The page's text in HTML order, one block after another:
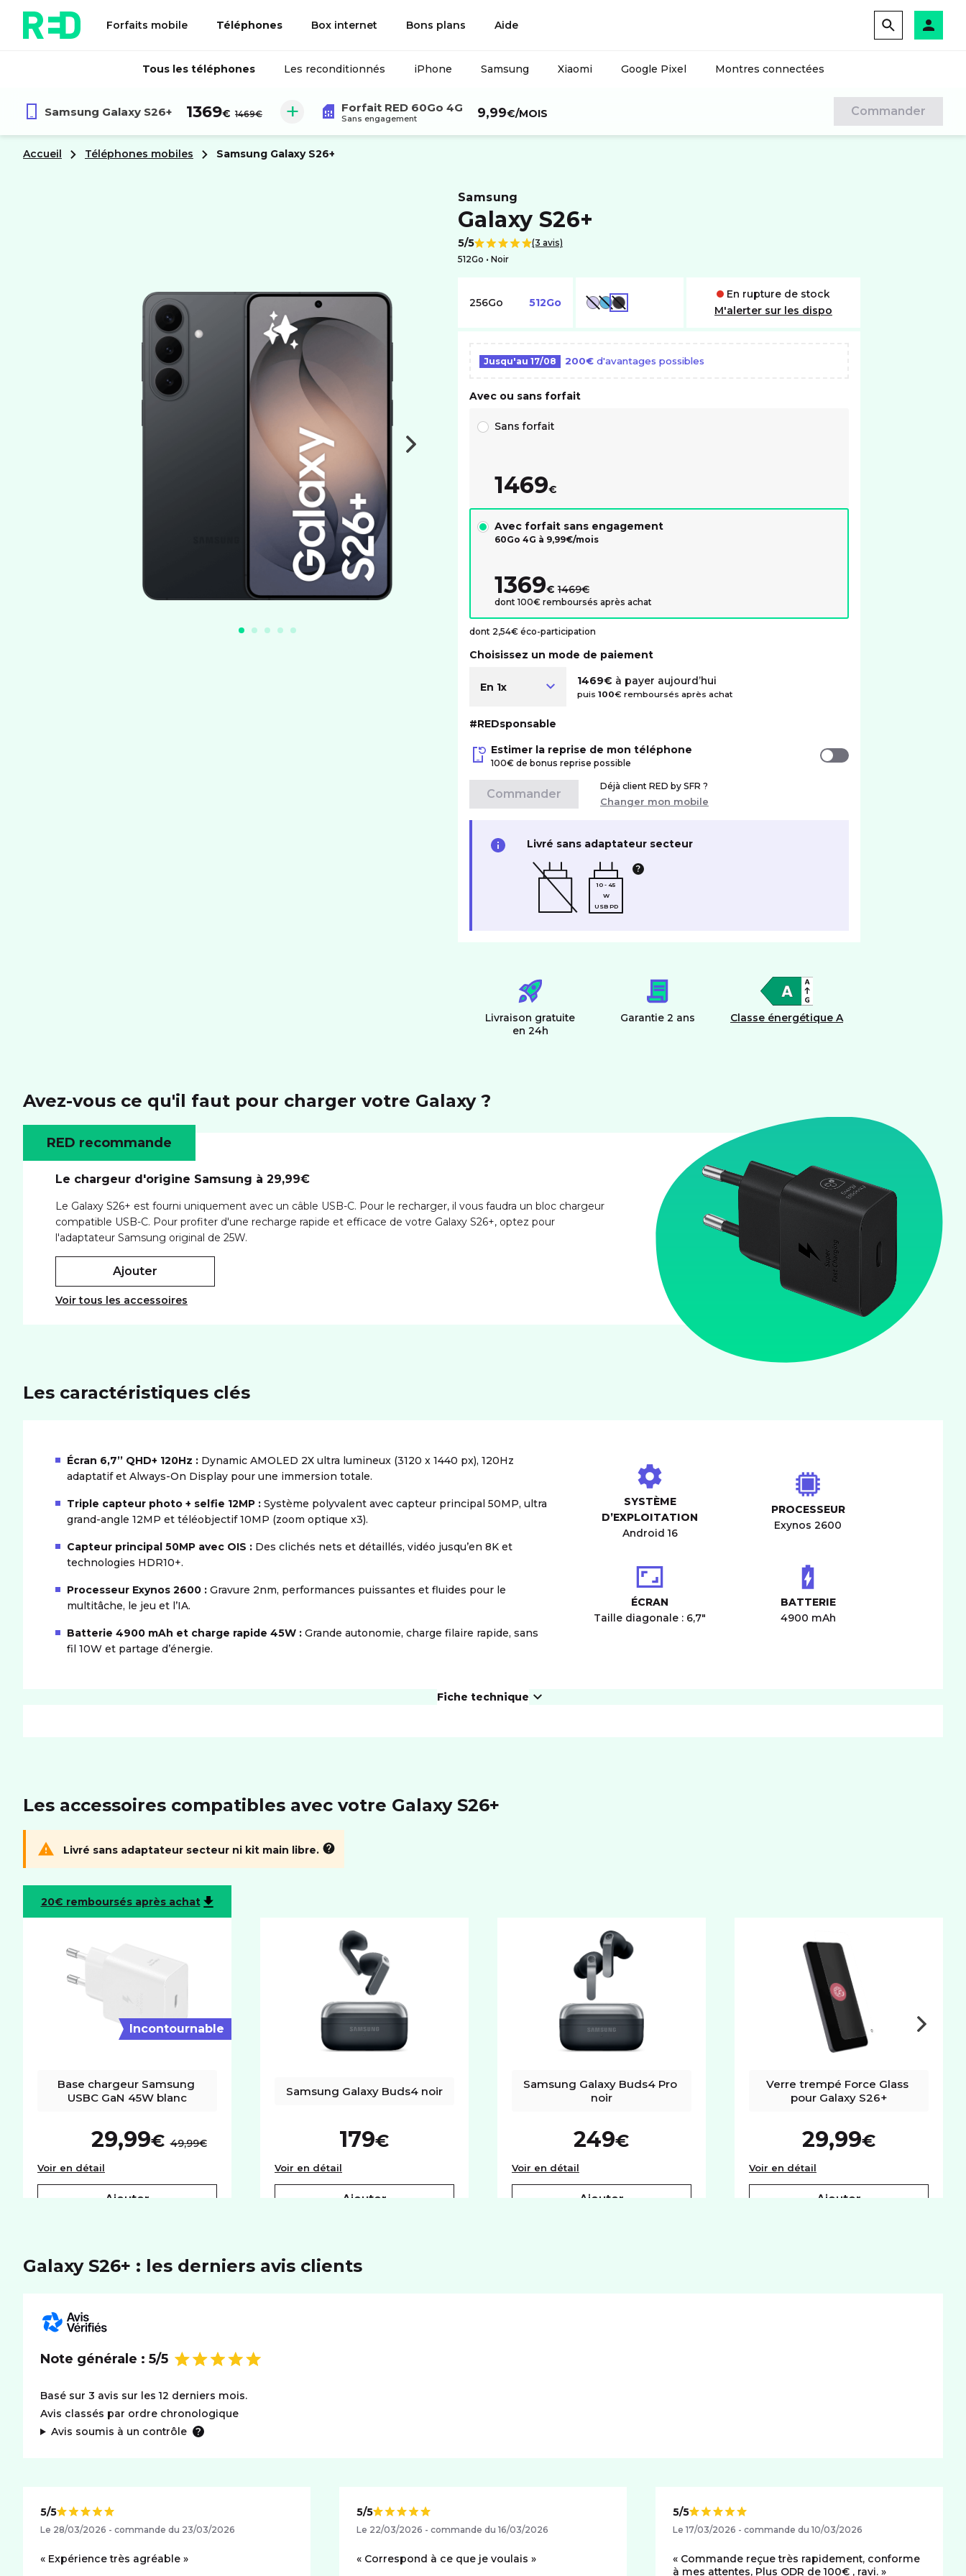
Forfaits mobile Téléphones Box internet Bons plans Aide
Tous les téléphones Les reconditionnés iPhone Samsung Xiaomi Google Pixel Montres connectées
Samsung Galaxy S26+ 1369€ au lieu de :
1469€ Forfait RED 60Go 4G
Sans engagement 9,99€/MOIS Commander
Accueil Téléphones mobiles samsung Galaxy S26+
samsung
Galaxy S26+
Note de
5/5
(3 avis)
512Go •
noir
256Go 512Go VIOLET BLEU NOIR
En rupture de stock
M'alerter sur les dispo
Jusqu'au 17/08 200€ d'avantages possibles
Avec ou sans forfait
Sans forfait
1469€
Avec forfait sans engagement
60Go 4G à 9,99€/mois
1369€ 1469€
dont 100€ remboursés après achat
dont 2,54€ éco-participation
Choisissez un mode de paiement
En 1x 1469€ à payer aujourd’hui
puis 100€ remboursés après achat
#REDsponsable
Estimer la reprise de mon téléphone
100€ de bonus reprise possible
Commander
Déjà client RED by SFR ?
Changer mon mobile
Livré sans adaptateur secteur
10 - 45
W
USB PD
Livraison gratuite
en 24h
Garantie 2 ans Classe énergétique A
Avez-vous ce qu'il faut pour charger votre Galaxy ?
RED recommande
Le chargeur d'origine Samsung à 29,99€
Le Galaxy S26+ est fourni uniquement avec un câble USB-C. Pour le recharger, il vous faudra un bloc chargeur
compatible USB-C. Pour profiter d'une recharge rapide et efficace de votre Galaxy S26+, optez pour
l'adaptateur Samsung original de 25W.
ajouter
Voir tous les accessoires
Les caractéristiques clés
Écran 6,7’’ QHD+ 120Hz : Dynamic AMOLED 2X ultra lumineux (3120 x 1440 px), 120Hz
adaptatif et Always-On Display pour une immersion totale.
Triple capteur photo + selfie 12MP : Système polyvalent avec capteur principal 50MP, ultra
grand-angle 12MP et téléobjectif 10MP (zoom optique x3).
Capteur principal 50MP avec OIS : Des clichés nets et détaillés, vidéo jusqu’en 8K et
technologies HDR10+.
Processeur Exynos 2600 : Gravure 2nm, performances puissantes et fluides pour le
multitâche, le jeu et l’IA.
Batterie 4900 mAh et charge rapide 45W : Grande autonomie, charge filaire rapide, sans
fil 10W et partage d’énergie.
SYSTÈME
D’EXPLOITATION
Android 16
PROCESSEUR
Exynos 2600
ÉCRAN
Taille diagonale : 6,7"
BATTERIE
4900 mAh
Fiche technique
MÉMOIRE
SYSTÈME D'EXPLOITATION
Système Android
Les accessoires compatibles avec votre Galaxy S26+
Livré sans adaptateur secteur ni kit main libre.
20€ remboursés après achat
Incontournable
Base chargeur Samsung
USBC GaN 45W blanc
29,99€au lieu de :
49,99€
Voir en détail Base chargeur Samsung USBC GaN 45W blanc
ajouter
Samsung Galaxy Buds4 noir
179€
Voir en détail
ajouter
Samsung Galaxy Buds4 Pro
noir
249€
Voir en détail
ajouter
Verre trempé Force Glass
pour Galaxy S26+
29,99€
Voir en détail
ajouter
Galaxy S26+ : les derniers avis clients
Note générale : 5/5
Basé sur 3 avis sur les 12 derniers mois.
Avis classés par ordre chronologique
Avis soumis à un contrôle
Note de
5/5
Le 28/03/2026 - commande du 23/03/2026
Expérience très agréable
Note de
5/5
Le 22/03/2026 - commande du 16/03/2026
Correspond à ce que je voulais
Note de
5/5
Le 17/03/2026 - commande du 10/03/2026
Commande reçue très rapidement, conforme
à mes attentes, Plus ODR de 100€ , ravi.